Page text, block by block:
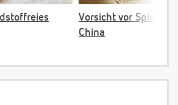
Vorsicht vor
China